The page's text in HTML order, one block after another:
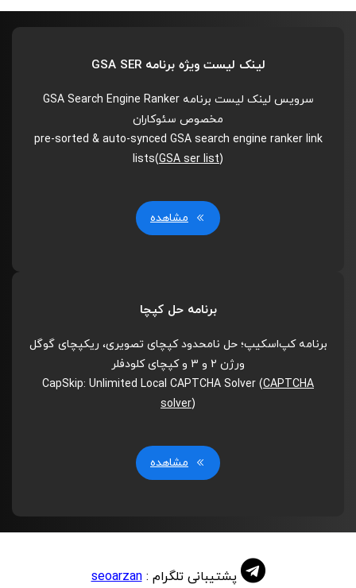
لینک لیست ویژه برنامه GSA SER
سرویس لینک لیست برنامه GSA Search Engine Ranker
مخصوص سئوکاران
pre-sorted & auto-synced GSA search engine ranker link
lists(GSA ser list)
مشاهده
برنامه حل کپچا
برنامه کپ‌اسکیپ؛ حل نامحدود کپچای تصویری، ریکپچای گوگل
ورژن 2 و 3 و کپچای کلودفلر
CapSkip: Unlimited Local CAPTCHA Solver (CAPTCHA
solver)
مشاهده
پشتیبانی تلگرام :seoarzan